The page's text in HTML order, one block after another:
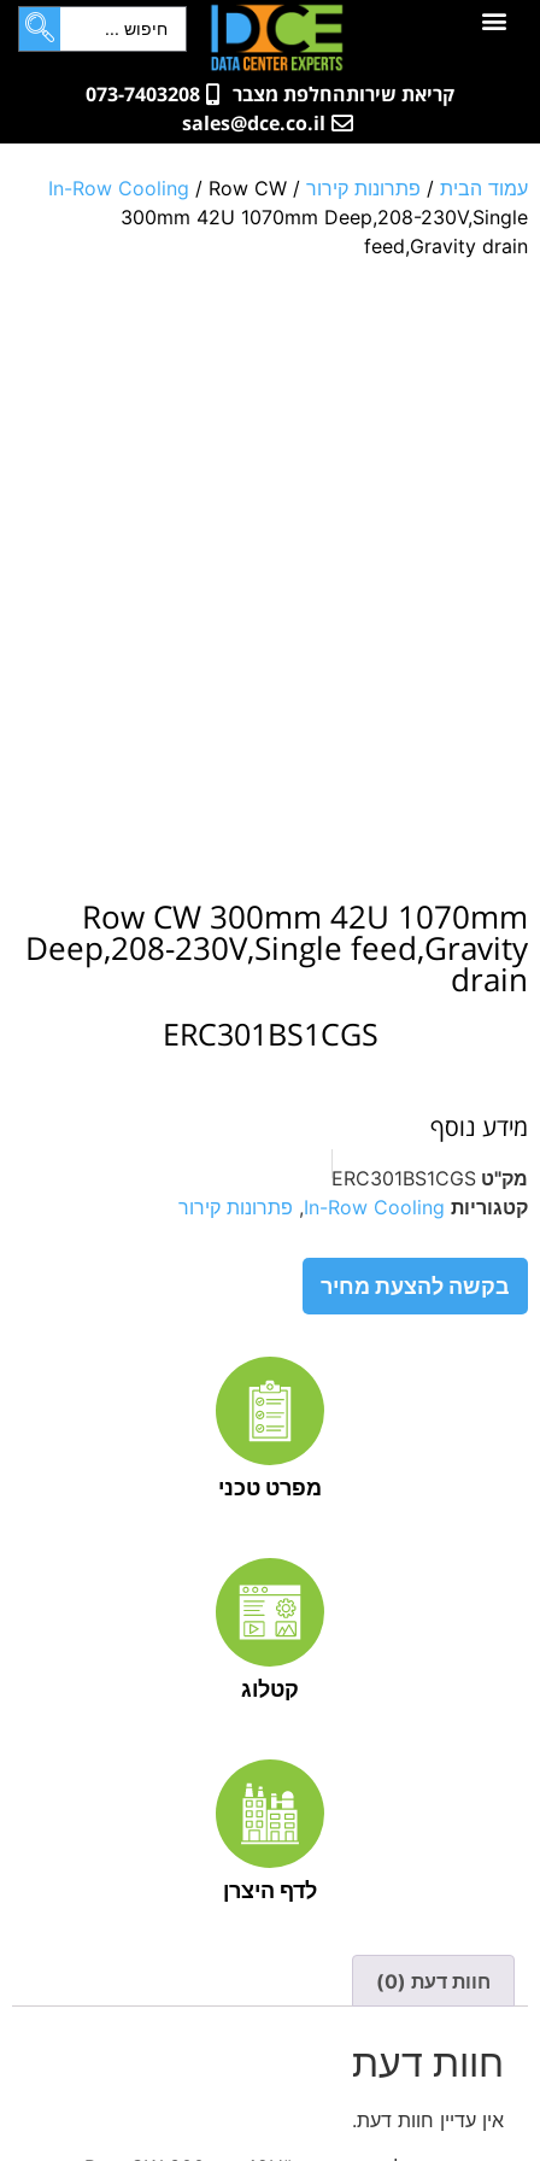
לתוכן
קריאת שירותהחלפת מצבר
073-7403208
sales@dce.co.il
עמוד הבית / פתרונות קירור /
In-Row Cooling / Row CW
300mm 42U 1070mm Deep,208-230V,Single
feed,Gravity drain
Row CW 300mm 42U 1070mm
Deep,208-230V,Single feed,Gravity
drain
ERC301BS1CGS
מידע נוסף
מק"ט ERC301BS1CGS
קטגוריות In-Row Cooling
, פתרונות קירור
בקשה להצעת מחיר
מפרט טכני
קטלוג
לדף היצרן
חוות דעת (0)
חוות דעת
אין עדיין חוות דעת.